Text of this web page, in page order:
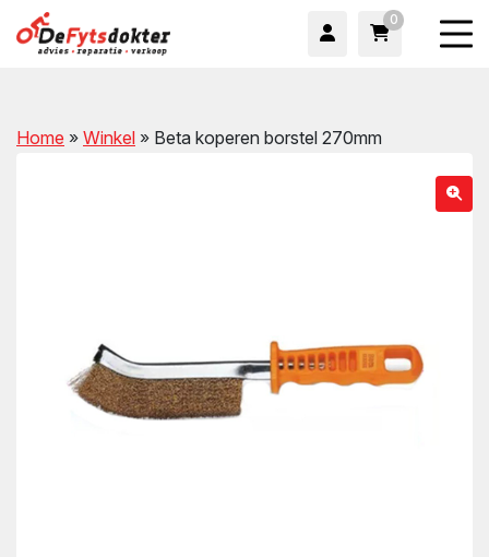
0
Home » Winkel » Beta koperen borstel 270mm